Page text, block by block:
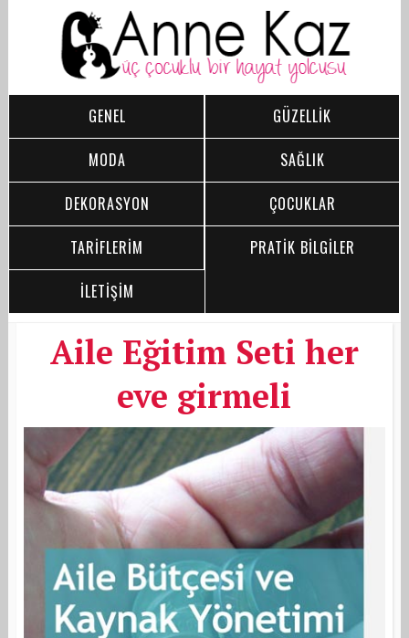
GENEL
GÜZELLİK
MODA
SAĞLIK
DEKORASYON
ÇOCUKLAR
TARİFLERİM
PRATİK BİLGİLER
İLETİŞİM
Aile Eğitim Seti her
eve girmeli